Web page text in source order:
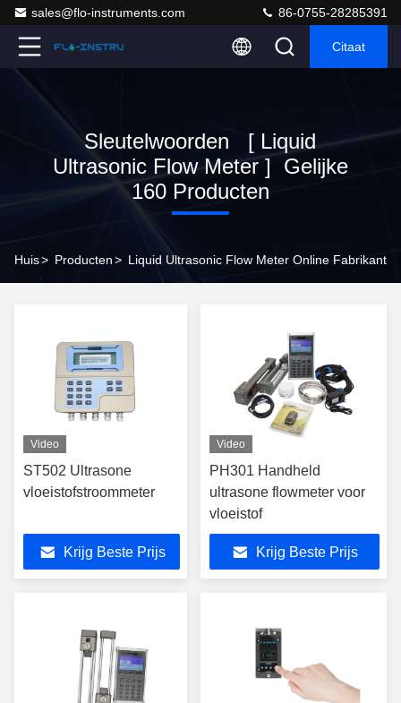
sales@flo-instruments.com 86-0755-28285391
Citaat
Sleutelwoorden [ Liquid
Ultrasonic Flow Meter ] Gelijke
160 Producten
Huis> Producten> Liquid Ultrasonic Flow Meter Online Fabrikant
Video
ST502 Ultrasone
vloeistofstroommeter
Krijg Beste Prijs
Video
PH301 Handheld
ultrasone flowmeter voor
vloeistof
Krijg Beste Prijs